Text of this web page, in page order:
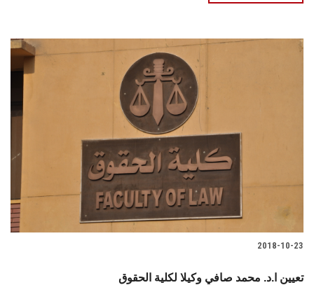
2018-10-23
تعيين ا.د. محمد صافي وكيلا لكلية الحقوق